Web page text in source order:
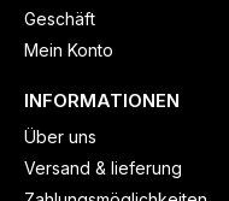
Geschäft
Mein Konto
INFORMATIONEN
Über uns
Versand & lieferung